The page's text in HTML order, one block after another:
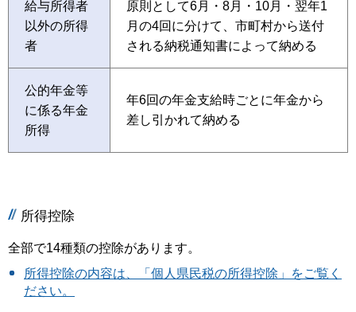
給与所得者
以外の所得
者
原則として6月・8月・10月・翌年1
月の4回に分けて、市町村から送付
される納税通知書によって納める
公的年金等
に係る年金
所得
年6回の年金支給時ごとに年金から
差し引かれて納める
所得控除
全部で14種類の控除があります。
所得控除の内容は、「個人県民税の所得控除」をご覧く
ださい。